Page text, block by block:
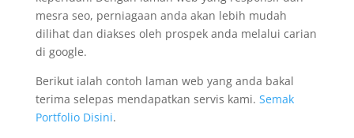
mesra seo, perniagaan anda akan lebih mudah
dilihat dan diakses oleh prospek anda melalui carian
di google.
Berikut ialah contoh laman web yang anda bakal
terima selepas mendapatkan servis kami. Semak
Portfolio Disini.